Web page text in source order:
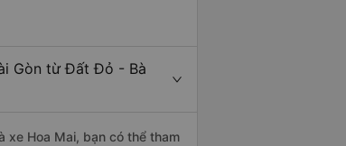
Gòn từ Đất Đỏ - Bà
xe Hoa Mai, bạn có thể tham